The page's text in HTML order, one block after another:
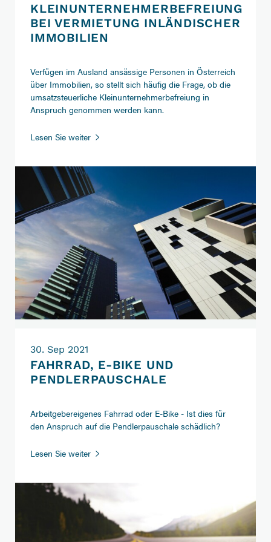
KLEINUNTERNEHMERBEFREIUNG
BEI VERMIETUNG INLÄNDISCHER
IMMOBILIEN
Verfügen im Ausland ansässige Personen in Österreich
über Immobilien, so stellt sich häufig die Frage, ob die
umsatzsteuerliche Kleinunternehmerbefreiung in
Anspruch genommen werden kann.
Lesen Sie weiterKleinunternehmerbefreiung
Immobilien
30. Sep 2021
FAHRRAD, E-BIKE UND
PENDLERPAUSCHALE
Arbeitgebereigenes Fahrrad oder E-Bike - Ist dies für
den Anspruch auf die Pendlerpauschale schädlich?
Lesen Sie weiterFahrrad,
Pendlerpauschale